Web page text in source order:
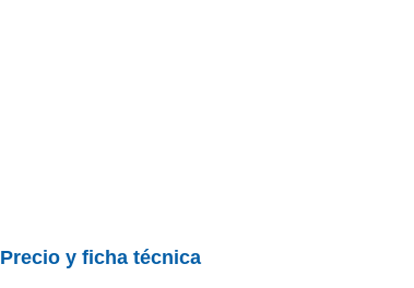
Precio y ficha técnica